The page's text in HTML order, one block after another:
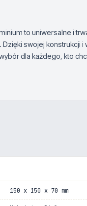
to uniwersalne i
swojej konstrukcji
dla każdego, kto
150 x 150 x 70 mm